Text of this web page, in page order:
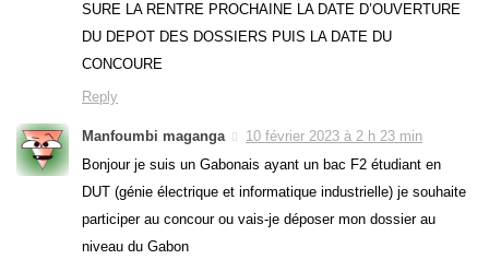
SURE LA RENTRE PROCHAINE LA DATE D’OUVERTURE
DU DEPOT DES DOSSIERS PUIS LA DATE DU
CONCOURE
Reply
Manfoumbi maganga
10 février 2023 à 2 h 23 min
Bonjour je suis un Gabonais ayant un bac F2 étudiant en
DUT (génie électrique et informatique industrielle) je souhaite
participer au concour ou vais-je déposer mon dossier au
niveau du Gabon